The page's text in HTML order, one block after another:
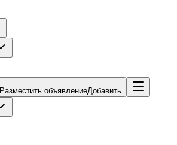
Разместить объявлениеДобавить